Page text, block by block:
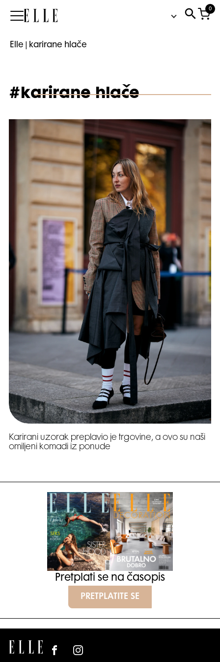
Elle
0
Elle karirane hlače
#karirane hlače
Karirani uzorak preplavio je trgovine, a ovo su naši
omiljeni komadi iz ponude
Pretplati se na časopis
PRETPLATITE SE